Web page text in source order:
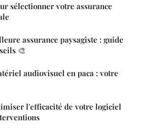
sélectionner votre assurance
assurance paysagiste : guide
🎨
audiovisuel en paca : votre
l'efficacité de votre logiciel